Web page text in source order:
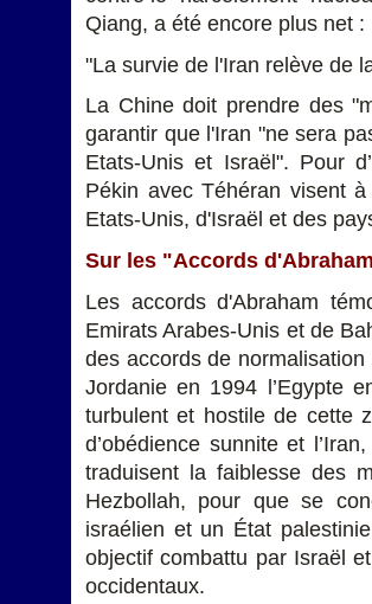
Qiang, a été encore plus net
"La survie de l'Iran relève de
La Chine doit prendre des
garantir que l'Iran "ne sera
Etats-Unis et Israël". Pour
Pékin avec Téhéran visent
Etats-Unis, d'Israël et des
Sur les "Accords
Les accords d'Abraham
Emirats Arabes-Unis et de
des accords de
Jordanie en 1994 l’Egypte
turbulent et hostile de cette
d’obédience sunnite et
traduisent la faiblesse des
Hezbollah, pour que se
israélien et un État
objectif combattu par Israël
occidentaux.